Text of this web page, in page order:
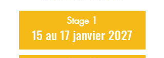
Stage 1
15 au 17 janvier 2027